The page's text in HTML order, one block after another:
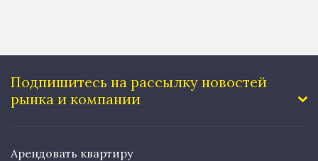
Подпишитесь на рассылку новостей
рынка и компании
Арендовать квартиру